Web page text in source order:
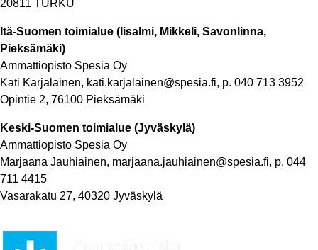
20811 TURKU​
Itä-Suomen toimialue (Iisalmi, Mikkeli, Savonlinna,
Pieksämäki)​
Ammattiopisto Spesia Oy​
Kati Karjalainen, kati.karjalainen@spesia.fi, p. 040 713 3952
Opintie 2, 76100 Pieksämäki
Keski-Suomen toimialue (Jyväskylä)​
Ammattiopisto Spesia Oy​
Marjaana Jauhiainen, marjaana.jauhiainen@spesia.fi, p. 044
711 4415
Vasarakatu 27, 40320 Jyväskylä